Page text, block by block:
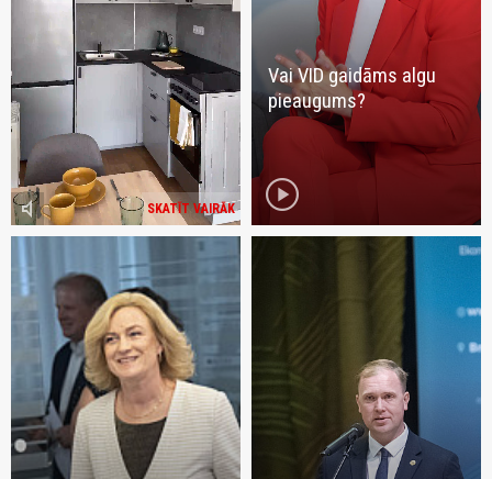
SKATĪT VAIRĀK
volume_mute
Vai VID gaidāms algu
pieaugums?
play_circle